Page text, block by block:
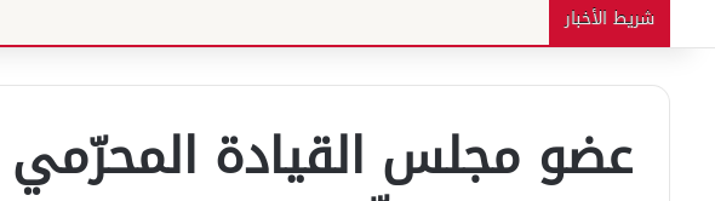
شريط الأخبار
عضو مجلس القيادة المحرّمي